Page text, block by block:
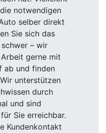
notwendigen
selber direkt
Sie sich das
– wir
gerne mit
ab und finden
unterstützen
durch
und sind
Sie erreichbar.
Kundenkontakt